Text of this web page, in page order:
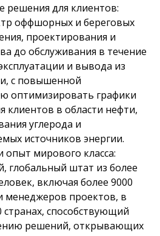
решения для клиентов:
оффшорных и береговых
проектирования и
до обслуживания в течение
и вывода из
с повышенной
оптимизировать графики
клиентов в области нефти,
углерода и
источников энергии.
опыт мирового класса:
глобальный штат из более
включая более 9000
менеджеров проектов, в
странах, способствующий
решений, открывающих